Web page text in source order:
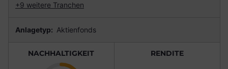
+9 weitere Tranchen
Anlagetyp: Aktienfonds
NACHHALTIGKEIT RENDITE